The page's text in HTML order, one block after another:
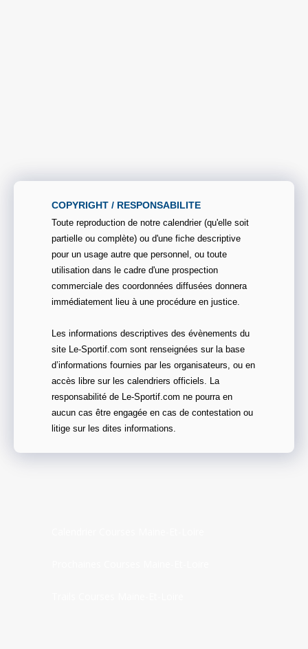
COPYRIGHT / RESPONSABILITE
Toute reproduction de notre calendrier (qu'elle soit
partielle ou complète) ou d'une fiche descriptive
pour un usage autre que personnel, ou toute
utilisation dans le cadre d'une prospection
commerciale des coordonnées diffusées donnera
immédiatement lieu à une procédure en justice.
Les informations descriptives des évènements du
site Le-Sportif.com sont renseignées sur la base
d’informations fournies par les organisateurs, ou en
accès libre sur les calendriers officiels. La
responsabilité de Le-Sportif.com ne pourra en
aucun cas être engagée en cas de contestation ou
litige sur les dites informations.